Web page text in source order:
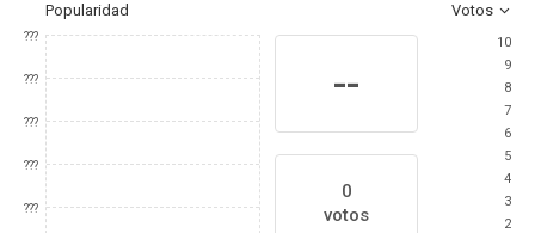
Popularidad Votos
???
???
???
???
???
--
0
votos
10
9
8
7
6
5
4
3
2